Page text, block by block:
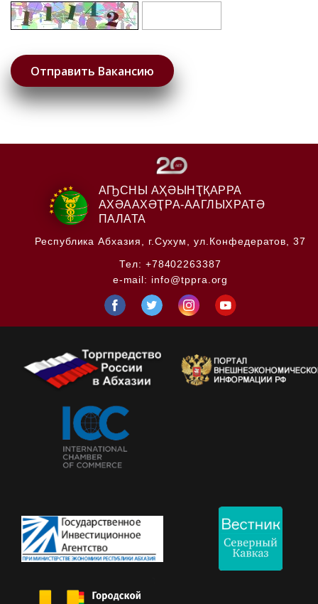
АҦСНЫ АҲӘЫНҬҚАРРА
АХӘААХӘҬРА-ААГЛЫХРАТӘ
ПАЛАТА
Республика Абхазия, г.Сухум, ул.Конфедератов, 37
Тел: +78402263387
e-mail: info@tppra.org